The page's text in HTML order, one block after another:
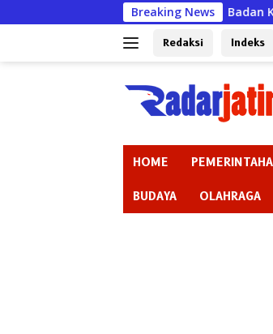
ke
Breaking News
Badan Kehormatan atau Badan
Redaksi Indeks
HOME
BUDAYA OLAHRAGA